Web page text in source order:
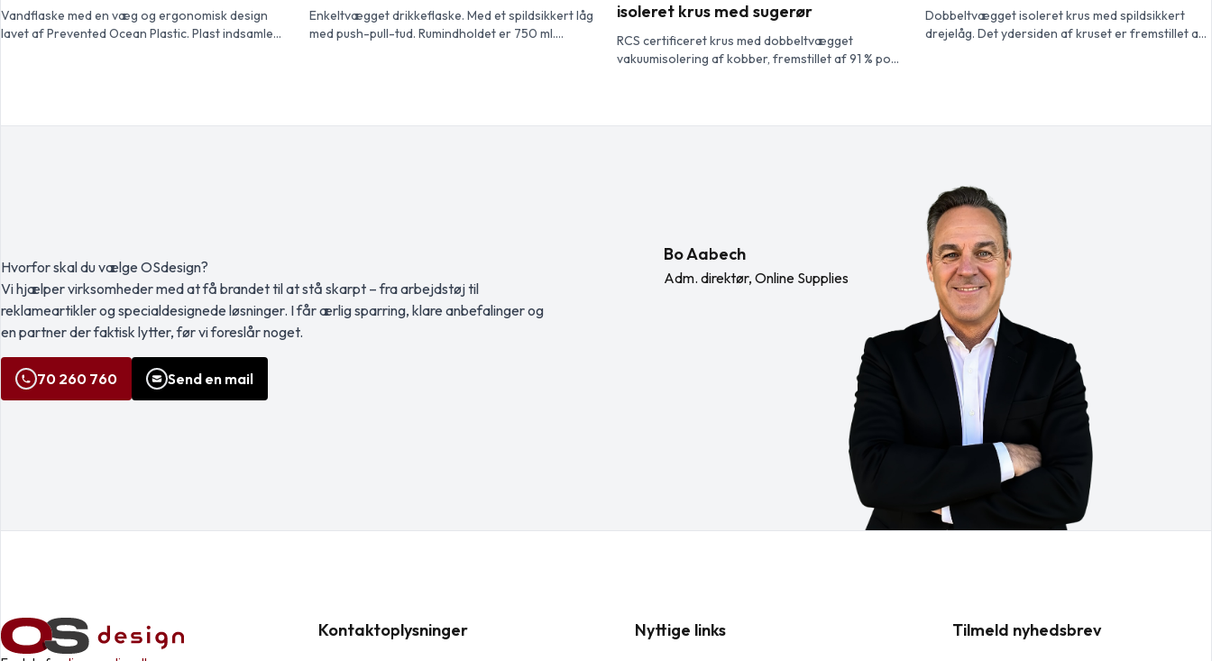
Vandflaske med en væg og ergonomisk design
lavet af Prevented Ocean Plastic. Plast indsamles
med fliplåg, tilgængelig i flere farver.
Enkeltvægget drikkeflaske. Med et spildsikkert låg
med push-pull-tud. Rumindholdet er 750 ml.
opvaskemaskine.
isoleret krus med sugerør
RCS certificeret krus med dobbeltvægget
vakuumisolering af kobber, fremstillet af 91 % post
Dobbeltvægget isoleret krus med spildsikkert
drejelåg. Det ydersiden af kruset er fremstillet af
og mikrobølgeovnen. Rumindholdet er 350 ml. Mix
Hvorfor skal du vælge OSdesign?
Vi hjælper virksomheder med at få brandet til at stå skarpt – fra arbejdstøj til
reklameartikler og specialdesignede løsninger. I får ærlig sparring, klare anbefalinger og
en partner der faktisk lytter, før vi foreslår noget.
70 260 760 Send en mail
Bo Aabech
Adm. direktør, Online Supplies
Kontaktoplysninger Nyttige links Tilmeld nyhedsbrev